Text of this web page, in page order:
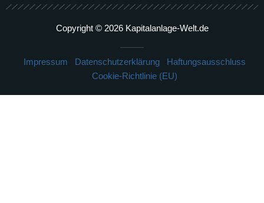
Copyright © 2026 Kapitalanlage-Welt.de
Impressum Datenschutzerklärung
Haftungsausschluss
Cookie-Richtlinie (EU)